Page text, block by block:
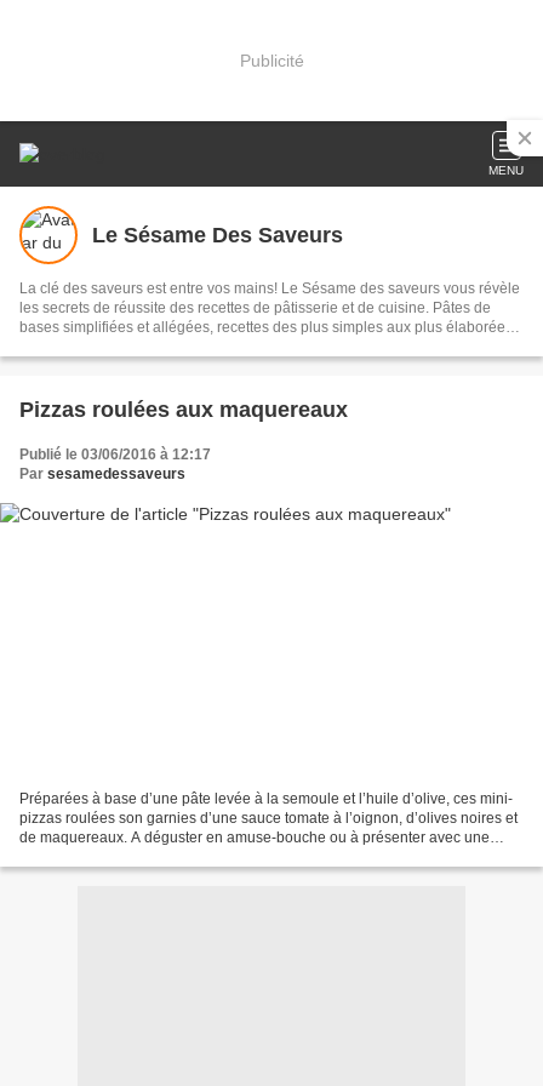
Publicité
MENU
Le Sésame Des Saveurs
La clé des saveurs est entre vos mains! Le Sésame des saveurs vous révèle
les secrets de réussite des recettes de pâtisserie et de cuisine. Pâtes de
bases simplifiées et allégées, recettes des plus simples aux plus élaborées,
Pizzas roulées aux maquereaux
Publié le 03/06/2016 à 12:17
Par sesamedessaveurs
Préparées à base d’une pâte levée à la semoule et l’huile d’olive, ces mini-
pizzas roulées son garnies d’une sauce tomate à l’oignon, d’olives noires et
de maquereaux. A déguster en amuse-bouche ou à présenter avec une